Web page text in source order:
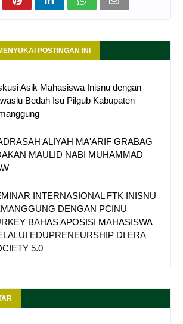
POSTINGAN INI
Asik Mahasiswa Inisnu dengan
Bedah Isu Pilgub Kabupaten
ALIYAH MA'ARIF GRABAG
MAULID NABI MUHAMMAD
INTERNASIONAL FTK INISNU
DENGAN PCINU
BAHAS APOSISI MAHASISWA
EDUPRENEURSHIP DI ERA
5.0